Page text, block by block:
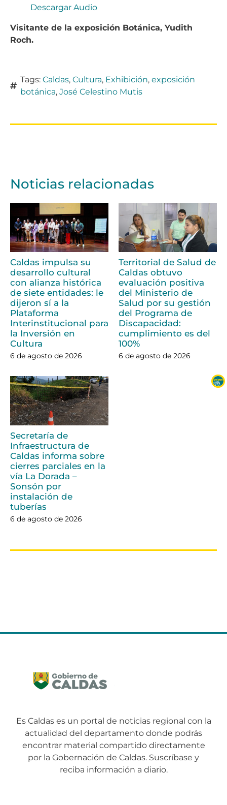
Descargar Audio
Visitante de la exposición Botánica, Yudith
Roch.
Tags: Caldas, Cultura, Exhibición, exposición
botánica, José Celestino Mutis
Noticias relacionadas
Caldas impulsa su
desarrollo cultural
con alianza histórica
de siete entidades: le
dijeron sí a la
Plataforma
Interinstitucional para
la Inversión en
Cultura
6 de agosto de 2026
Territorial de Salud de
Caldas obtuvo
evaluación positiva
del Ministerio de
Salud por su gestión
del Programa de
Discapacidad:
cumplimiento es del
100%
6 de agosto de 2026
Secretaría de
Infraestructura de
Caldas informa sobre
cierres parciales en la
vía La Dorada –
Sonsón por
instalación de
tuberías
6 de agosto de 2026
Es Caldas es un portal de noticias regional con la
actualidad del departamento donde podrás
encontrar material compartido directamente
por la Gobernación de Caldas. Suscríbase y
reciba información a diario.